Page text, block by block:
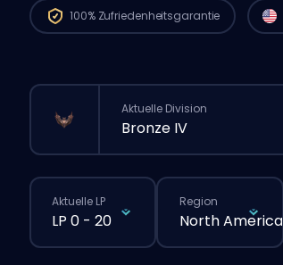
100% Zufriedenheitsgarantie
Aktuelle Division
Bronze IV
Aktuelle LP
LP 0 - 20
Region
North America